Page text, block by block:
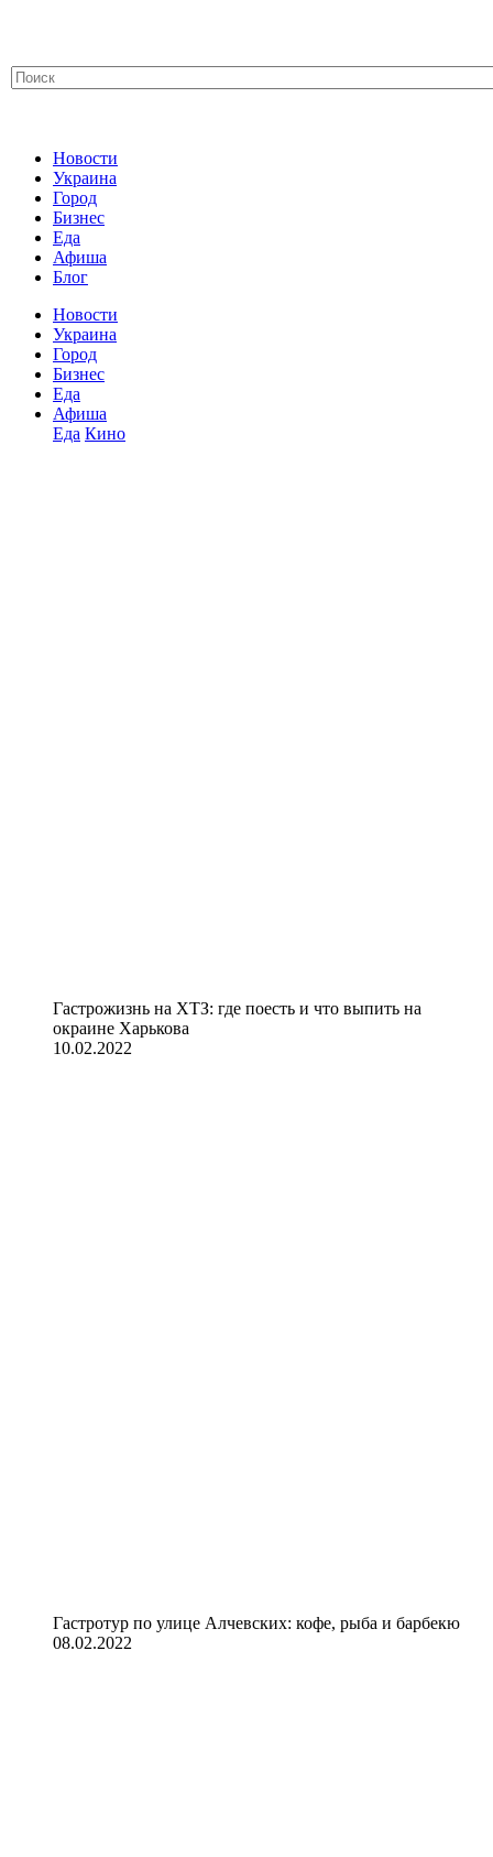
Новости
Украина
Город
Бизнес
Еда
Афиша
Блог
Новости
Украина
Город
Бизнес
Еда
Афиша
Еда Кино
Гастрожизнь на ХТЗ: где поесть и что выпить на
окраине Харькова
10.02.2022
Гастротур по улице Алчевских: кофе, рыба и барбекю
08.02.2022